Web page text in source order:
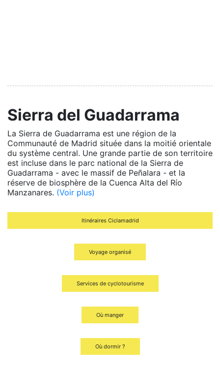
Sierra del Guadarrama
La Sierra de Guadarrama est une région de la
Communauté de Madrid située dans la moitié orientale
du système central. Une grande partie de son territoire
est incluse dans le parc national de la Sierra de
Guadarrama - avec le massif de Peñalara - et la
réserve de biosphère de la Cuenca Alta del Río
Manzanares. (Voir plus)
Itinéraires Ciclamadrid
Voyage organisé
Services de cyclotourisme
Où manger
Où dormir ?